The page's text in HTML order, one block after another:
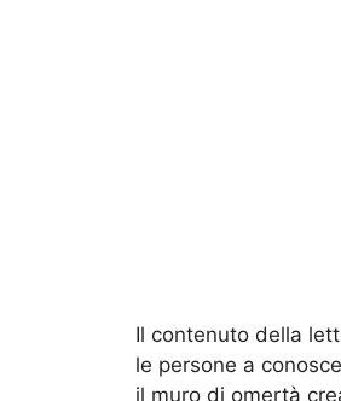
Il contenuto della
le persone a
il muro di omertà